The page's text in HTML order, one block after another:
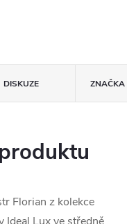
DISKUZE ZNAČKA
Florian z kolekce